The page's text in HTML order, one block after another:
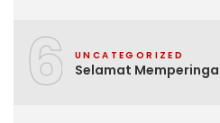
6 UNCATEGORIZED
Selamat